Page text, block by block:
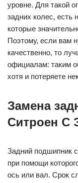
уровне. Для такой
задних колес, есть
которые
Поэтому, если вам
качественно, то
официалам: таким
хотя и потеряете
Замена
Ситроен C
Задний подшипник
при помощи
ось или вал. Срок